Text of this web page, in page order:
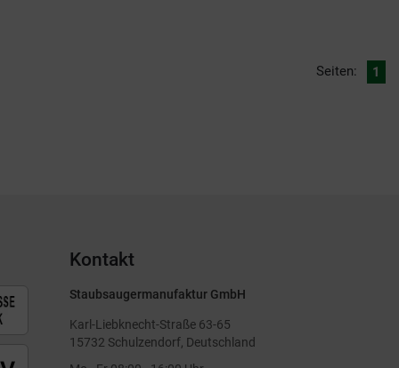
Seiten: 1
Kontakt
Staubsaugermanufaktur GmbH
Karl-Liebknecht-Straße 63-65
15732 Schulzendorf, Deutschland